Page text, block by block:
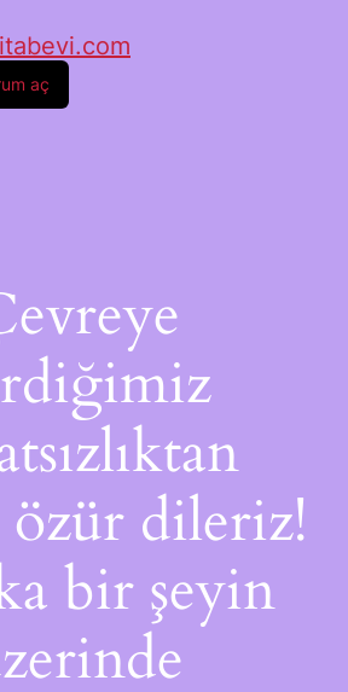
aç
özür dileriz!
bir şeyin